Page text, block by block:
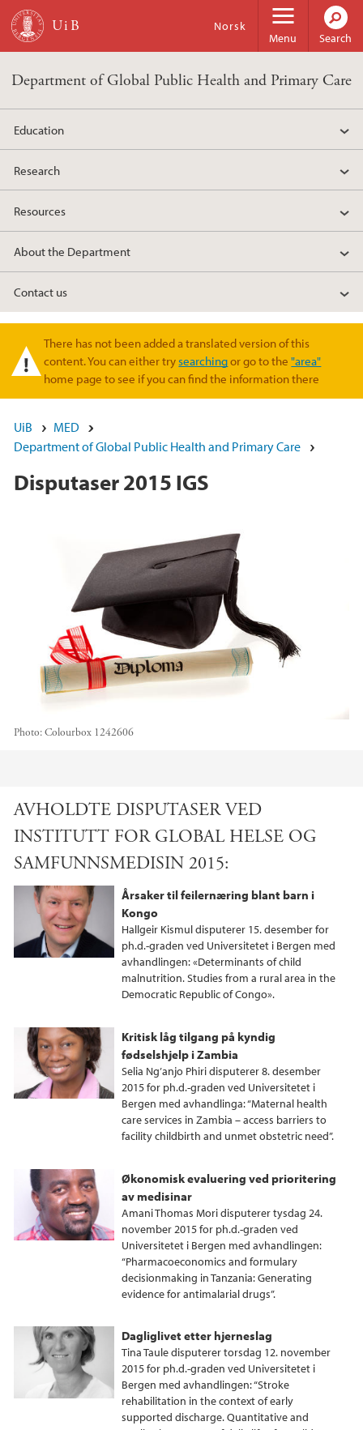
Skip to main content
Menu
Norsk
Search
Department of Global Public Health and Primary Care
Education
Research
Resources
About the Department
Contact us
Warning message
There has not been added a translated version of this
content. You can either trysearchingor go to the"area"
home page to see if you can find the information there
UiB
MED
Department of Global Public Health and Primary Care
Disputaser 2015 IGS
Photo:Colourbox 1242606
AVHOLDTE DISPUTASER VED
INSTITUTT FOR GLOBAL HELSE OG
SAMFUNNSMEDISIN 2015:
Årsaker til feilernæring blant barn i
Kongo
Hallgeir Kismul disputerer 15. desember for
ph.d.-graden ved Universitetet i Bergen med
avhandlingen: «Determinants of child
malnutrition. Studies from a rural area in the
Democratic Republic of Congo».
Kritisk låg tilgang på kyndig
fødselshjelp i Zambia
Selia Ng’anjo Phiri disputerer 8. desember
2015 for ph.d.-graden ved Universitetet i
Bergen med avhandlinga: “Maternal health
care services in Zambia – access barriers to
facility childbirth and unmet obstetric need”.
Økonomisk evaluering ved prioritering
av medisinar
Amani Thomas Mori disputerer tysdag 24.
november 2015 for ph.d.-graden ved
Universitetet i Bergen med avhandlingen:
“Pharmacoeconomics and formulary
decisionmaking in Tanzania: Generating
evidence for antimalarial drugs”.
Dagliglivet etter hjerneslag
Tina Taule disputerer torsdag 12. november
2015 for ph.d.-graden ved Universitetet i
Bergen med avhandlingen: “Stroke
rehabilitation in the context of early
supported discharge. Quantitative and